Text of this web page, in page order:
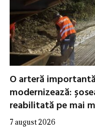
O arteră
modernizează:
reabilitată pe mai
7 august 2026